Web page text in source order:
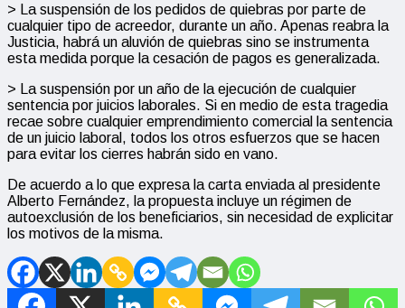
> La suspensión de los pedidos de quiebras por parte de
cualquier tipo de acreedor, durante un año. Apenas reabra la
Justicia, habrá un aluvión de quiebras sino se instrumenta
esta medida porque la cesación de pagos es generalizada.
> La suspensión por un año de la ejecución de cualquier
sentencia por juicios laborales. Si en medio de esta tragedia
recae sobre cualquier emprendimiento comercial la sentencia
de un juicio laboral, todos los otros esfuerzos que se hacen
para evitar los cierres habrán sido en vano.
De acuerdo a lo que expresa la carta enviada al presidente
Alberto Fernández, la propuesta incluye un régimen de
autoexclusión de los beneficiarios, sin necesidad de explicitar
los motivos de la misma.